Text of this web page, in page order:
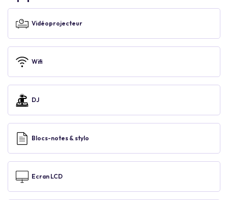
Vidéoprojecteur
Wifi
DJ
Blocs-notes & stylo
Ecran LCD